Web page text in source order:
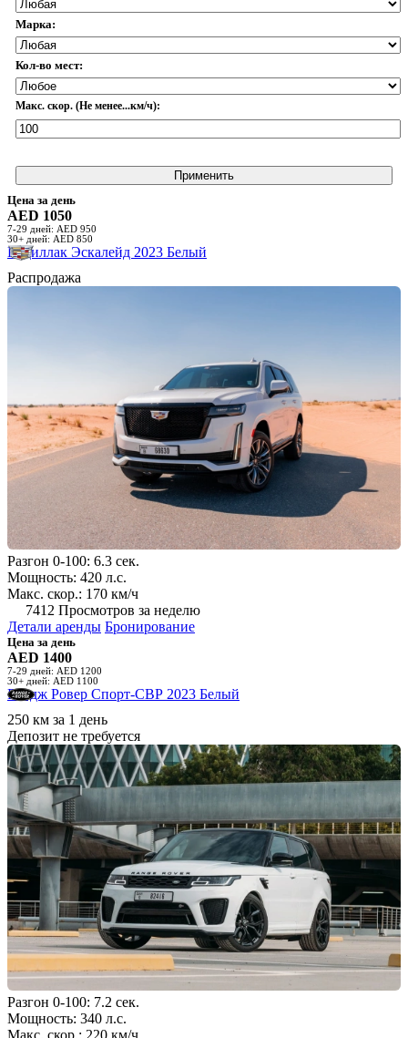
Марка:
Кол-во мест:
Макс. скор. (Не менее...км/ч):
Применить
Цена за день
AED 1050
7-29 дней: AED 950
30+ дней: AED 850
Кадиллак Эскалейд 2023 Белый
Распродажа
Разгон 0-100: 6.3 сек.
Мощность: 420 л.с.
Макс. скор.: 170 км/ч
7412 Просмотров за неделю
Детали аренды Бронирование
Цена за день
AED 1400
7-29 дней: AED 1200
30+ дней: AED 1100
Рендж Ровер Спорт-СВР 2023 Белый
250 км за 1 день
Депозит не требуется
Разгон 0-100: 7.2 сек.
Мощность: 340 л.с.
Макс. скор.: 220 км/ч